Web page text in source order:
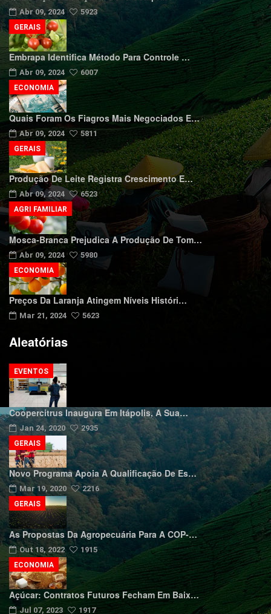
Abr 09, 2024 5923
Embrapa Identifica Método Para Controle …
Abr 09, 2024 6007
GERAIS
Quais Foram Os Fiagros Mais Negociados E…
Abr 09, 2024 5811
ECONOMIA
Produção De Leite Registra Crescimento E…
Abr 09, 2024 6523
GERAIS
Mosca-Branca Prejudica A Produção De Tom…
Abr 09, 2024 5980
AGRI FAMILIAR
Preços Da Laranja Atingem Níveis Históri…
Mar 21, 2024 5623
ECONOMIA
Aleatórias
Coopercitrus Inaugura Em Itápolis, A Sua…
Jan 24, 2020 2935
EVENTOS
Novo Programa Apoia A Qualificação De Es…
Mar 19, 2020 2216
GERAIS
As Propostas Da Agropecuária Para A COP-…
Out 18, 2022 1915
GERAIS
Açúcar: Contratos Futuros Fecham Em Baix…
Jul 07, 2023 1917
ECONOMIA